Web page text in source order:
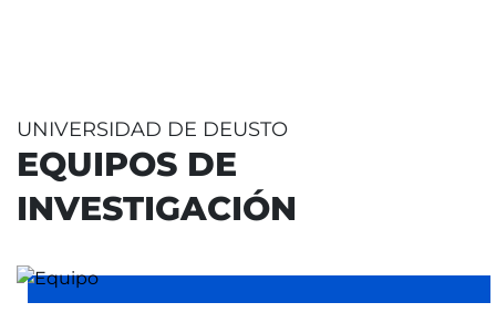
UNIVERSIDAD DE DEUSTO
EQUIPOS DE
INVESTIGACIÓN